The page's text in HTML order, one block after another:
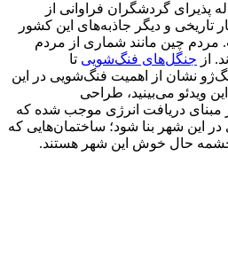
گردشگران فراوانی از
تاریخی و دیگر جاذبه‌های این کشور
مردم چین مانند شماری از مردم
از جنگل‌های فنگ‌شویی تا
نشان از اهمیت فنگ‌شویی در این
ویدئو می‌بینید، طراحی
مبنای دریافت انرژی موجب شده که
این شهر بنا شود؛ ساختمان‌هایی که
حال خوش این شهر هستند.